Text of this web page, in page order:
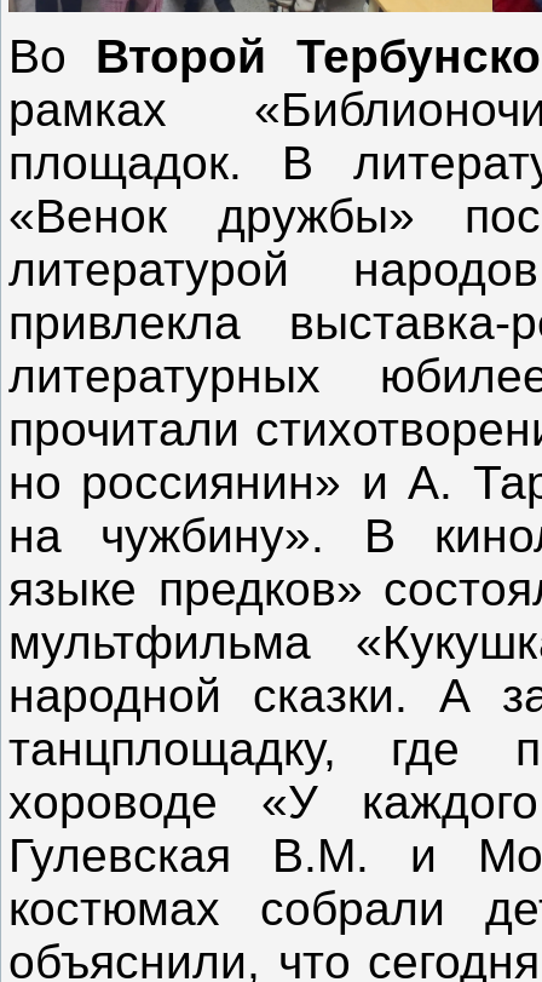
Во Второй
рамках
площадок. В
«Венок дружбы»
литературой
привлекла
литературных
прочитали
но россиянин» и А.
на чужбину». В
языке предков»
мультфильма
народной сказки. А
танцплощадку, где
хороводе «У
Гулевская В.М. и
костюмах собрали
объяснили, что